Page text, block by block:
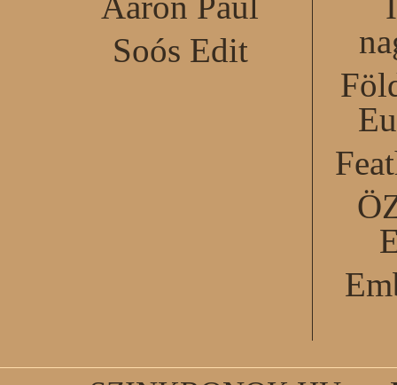
Soós Edit